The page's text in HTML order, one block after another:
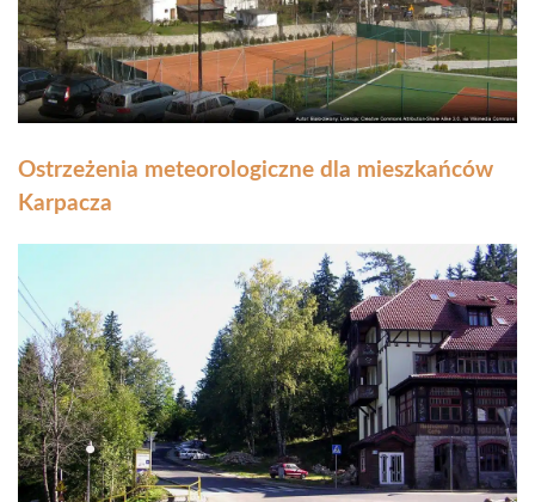
Ostrzeżenia meteorologiczne dla mieszkańców
Karpacza